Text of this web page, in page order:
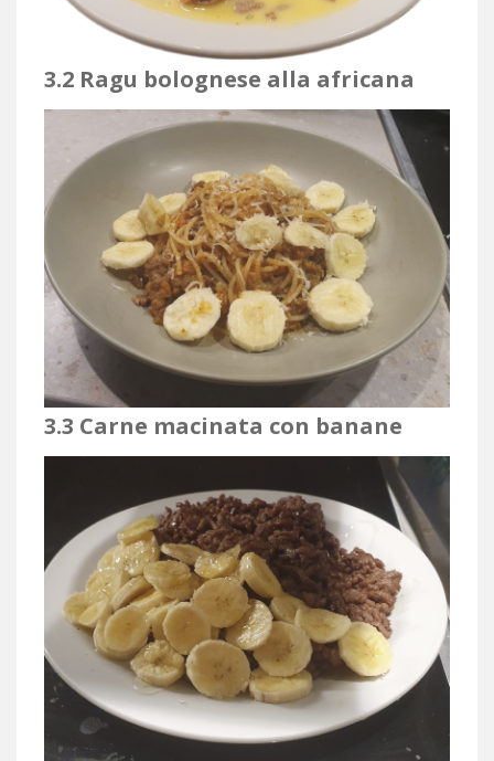
3.2 Ragu bolognese alla africana
3.3 Carne macinata con banane